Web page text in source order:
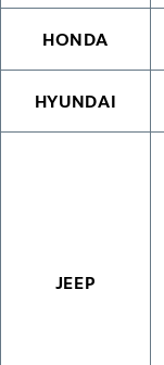
HONDA
HYUNDAI
JEEP